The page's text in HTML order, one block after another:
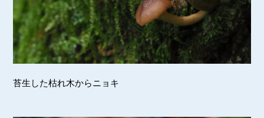
苔生した枯れ木からニョキ